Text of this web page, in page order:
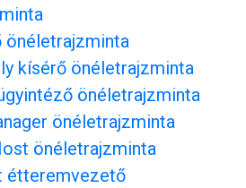
önéletrajzminta
kísérő önéletrajzminta
önéletrajzminta
önéletrajzminta
önéletrajzminta
étteremvezető